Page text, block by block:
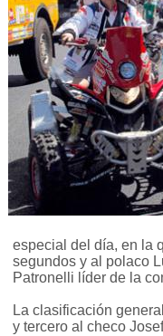
especial del día, en la
segundos y al polaco
Patronelli líder de la
La clasificación
y tercero al checo